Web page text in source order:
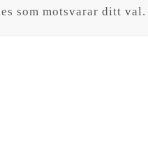
som motsvarar ditt val.